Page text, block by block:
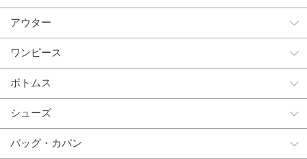
アウター
ワンピース
ボトムス
シューズ
バッグ・カバン